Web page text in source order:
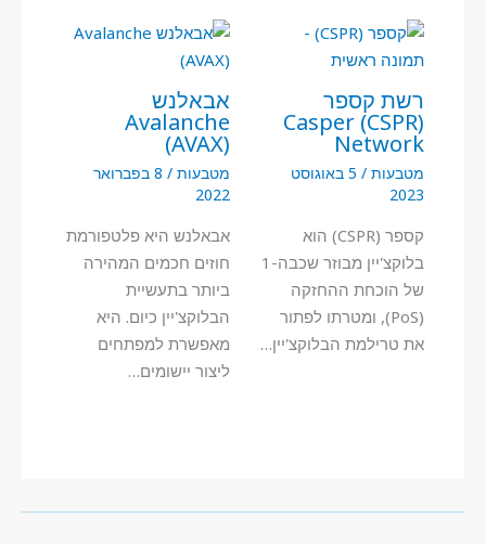
רשת קספר
(CSPR) Casper
Network
מטבעות /
5 באוגוסט
2023
קספר (CSPR) הוא
בלוקצ'יין מבוזר שכבה-1
של הוכחת ההחזקה
(PoS), ומטרתו לפתור
את טרילמת הבלוקצ'יין…
אבאלנש
Avalanche
(AVAX)
מטבעות /
8 בפברואר
2022
אבאלנש היא פלטפורמת
חוזים חכמים המהירה
ביותר בתעשיית
הבלוקצ'יין כיום. היא
מאפשרת למפתחים
ליצור יישומים…